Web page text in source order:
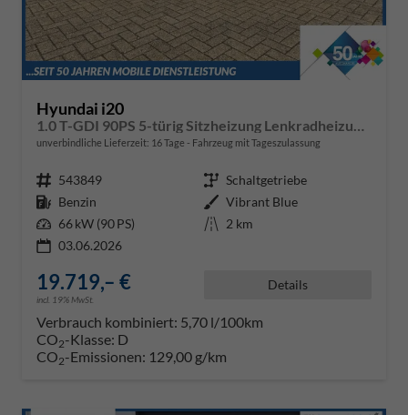
Hyundai i20
unverbindliche Lieferzeit: 16 Tage Fahrzeug mit Tageszulassung
Fahrzeugnr. 543849 Getriebe Schaltgetriebe
Kraftstoff Benzin Außenfarbe Vibrant Blue
Leistung 66 kW (90 PS) Kilometerstand 2 km
03.06.2026
19.719,– €
incl. 19% MwSt.
Details
Verbrauch kombiniert: 5,70 l/100km
CO2-Klasse: D
CO2-Emissionen: 129,00 g/km